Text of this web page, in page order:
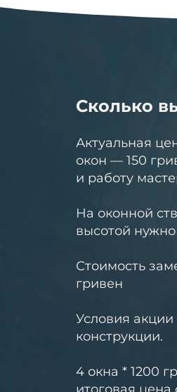
Сколько
Актуальная
окон — 150
и работу
На оконной
высотой
Стоимость
гривен
Условия
конструкции.
4 окна * 1200